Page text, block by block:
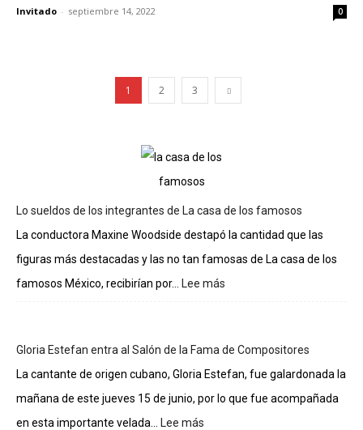
Invitado - septiembre 14, 2022 0
1 2 3
Lo sueldos de los integrantes de La casa de los famosos
La conductora Maxine Woodside destapó la cantidad que las
figuras más destacadas y las no tan famosas de La casa de los
famosos México, recibirían por... Lee más
los
integrantes
La
Gloria Estefan entra al Salón de la Fama de Compositores
La cantante de origen cubano, Gloria Estefan, fue galardonada la
mañana de este jueves 15 de junio, por lo que fue acompañada
en esta importante velada... Lee más